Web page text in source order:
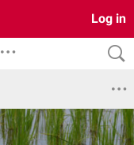
Log in